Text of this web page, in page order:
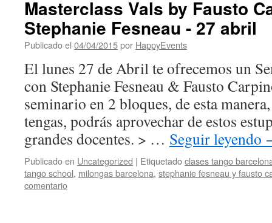
Masterclass Vals by Fausto
Stephanie Fesneau - 27 abril
Publicado el 04/04/2015por HappyEvents
El lunes 27 de Abril te ofrecemos un
con Stephanie Fesneau & Fausto
seminario en 2 bloques, de esta
tengas, podrás aprovechar de estos
grandes docentes. > … Seguir leyendo
Publicado en Uncategorized | Etiquetadoclases tango
tango school, milongas barcelona, stephanie fesneau y fausto
comentario